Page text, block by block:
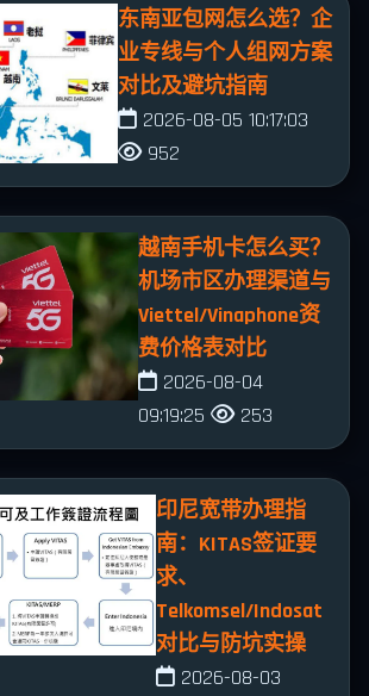
东南亚包网怎么选？企
业专线与个人组网方案
对比及避坑指南
2026-08-05 10:17:03
952
越南手机卡怎么买？
机场市区办理渠道与
Viettel/Vinaphone资
费价格表对比
2026-08-04
09:19:25
253
印尼宽带办理指
南：KITAS签证要
求、
Telkomsel/Indosat
对比与防坑实操
2026-08-03